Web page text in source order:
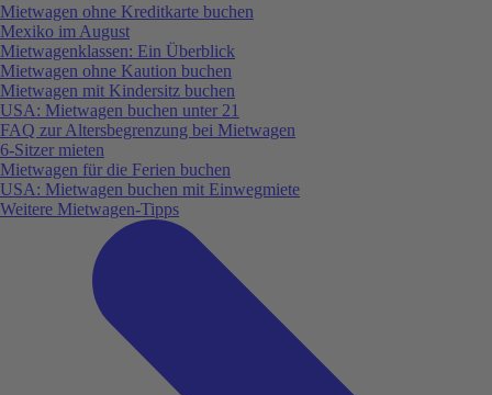
Mietwagen ohne Kreditkarte buchen
Mexiko im August
Mietwagenklassen: Ein Überblick
Mietwagen ohne Kaution buchen
Mietwagen mit Kindersitz buchen
USA: Mietwagen buchen unter 21
FAQ zur Altersbegrenzung bei Mietwagen
6-Sitzer mieten
Mietwagen für die Ferien buchen
USA: Mietwagen buchen mit Einwegmiete
Weitere Mietwagen-Tipps